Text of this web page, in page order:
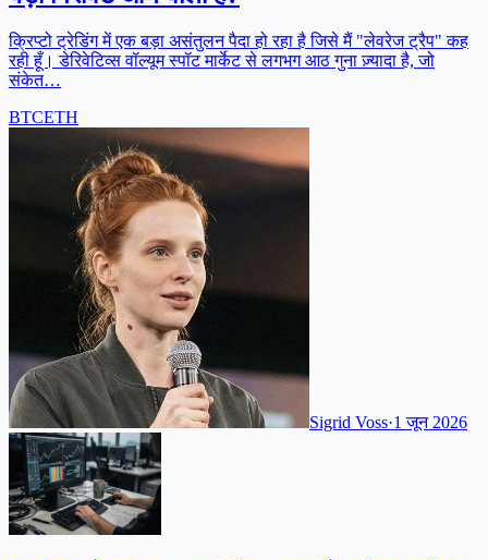
क्रिप्टो ट्रेडिंग में एक बड़ा असंतुलन पैदा हो रहा है जिसे मैं "लेवरेज ट्रैप" कह
रही हूँ। डेरिवेटिव्स वॉल्यूम स्पॉट मार्केट से लगभग आठ गुना ज़्यादा है, जो
संकेत…
BTCETH
Sigrid Voss·1 जून 2026